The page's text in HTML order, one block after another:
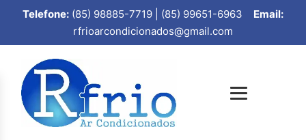
Telefone: (85) 98885-7719 | (85) 99651-6963 Email:
rfrioarcondicionados@gmail.com